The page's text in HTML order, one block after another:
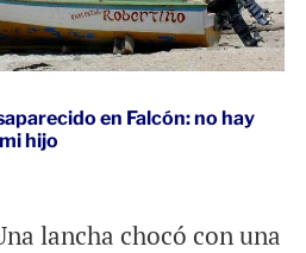
en Falcón: no hay
hijo
lancha chocó con una